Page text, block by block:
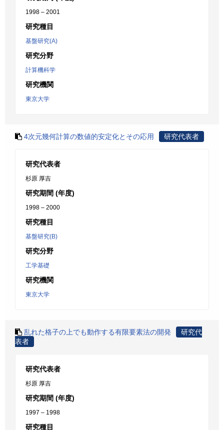
1998 – 2001
研究種目
基盤研究(A)
研究分野
計算機科学
研究機関
東京大学
4次元幾何計算の数値的安定化とその応用 研究代表者
研究代表者
杉原 厚吉
研究期間 (年度)
1998 – 2000
研究種目
基盤研究(B)
研究分野
工学基礎
研究機関
東京大学
乱れた格子の上でも動作する有限要素法の開発
研究代
表者
研究代表者
杉原 厚吉
研究期間 (年度)
1997 – 1998
研究種目